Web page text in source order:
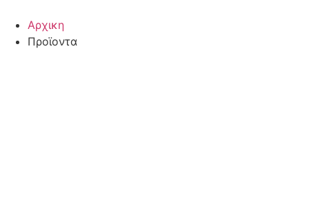
Αρχικη
Προϊοντα